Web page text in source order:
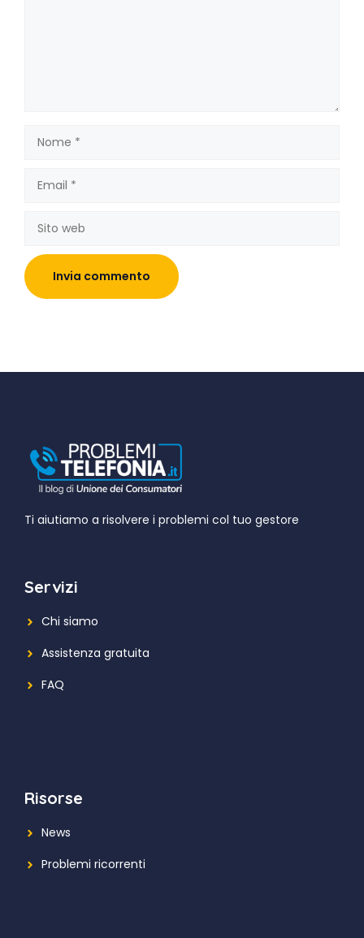
web
Ti aiutiamo a risolvere i problemi col tuo gestore
Servizi
Chi siamo
Assistenza gratuita
FAQ
Risorse
News
Problemi ricorrenti